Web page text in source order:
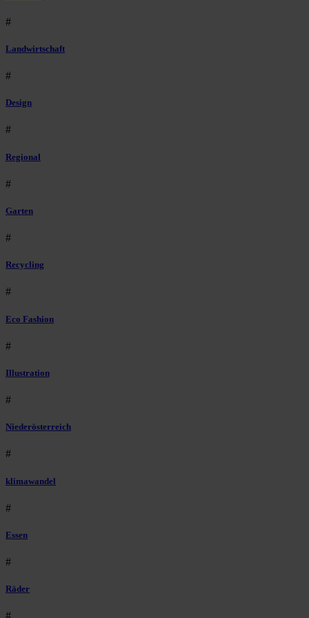
#
Landwirtschaft
#
Design
#
Regional
#
Garten
#
Recycling
#
Eco Fashion
#
Illustration
#
Niederösterreich
#
klimawandel
#
Essen
#
Räder